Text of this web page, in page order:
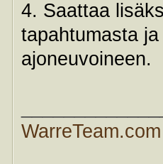
4. Saattaa
tapahtumasta
ajoneuvoineen.
WarreTeam.com